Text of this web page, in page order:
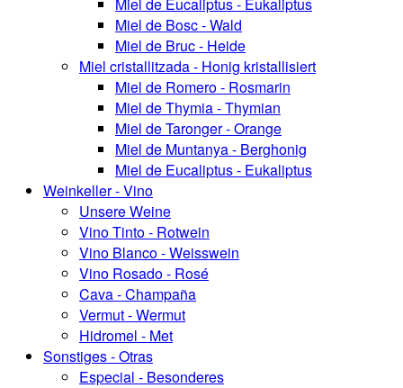
Miel de Bosc - Wald
Miel de Bruc - Heide
Miel cristallitzada - Honig kristallisiert
Miel de Romero - Rosmarin
Miel de Thymia - Thymian
Miel de Taronger - Orange
Miel de Muntanya - Berghonig
Miel de Eucaliptus - Eukaliptus
Weinkeller - Vino
Unsere Weine
Vino Tinto - Rotwein
Vino Blanco - Weisswein
Vino Rosado - Rosé
Cava - Champaña
Vermut - Wermut
Hidromel - Met
Sonstiges - Otras
Especial - Besonderes